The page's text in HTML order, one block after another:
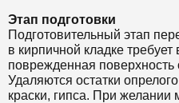
Этап подготовки
Подготовительный этап
в кирпичной кладке
поврежденная поверхность
Удаляются остатки
краски, гипса. При